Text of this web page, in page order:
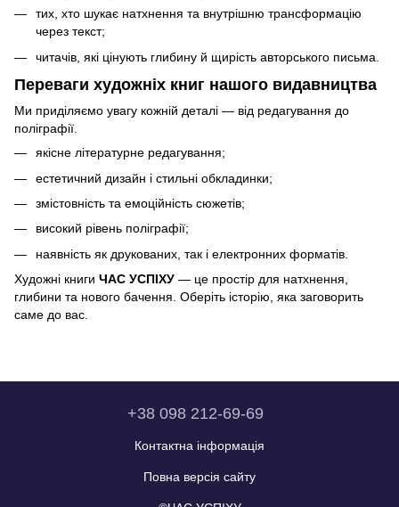
тих, хто шукає натхнення та внутрішню трансформацію
через текст;
читачів, які цінують глибину й щирість авторського письма.
Переваги художніх книг нашого видавництва
Ми приділяємо увагу кожній деталі — від редагування до
поліграфії.
якісне літературне редагування;
естетичний дизайн і стильні обкладинки;
змістовність та емоційність сюжетів;
високий рівень поліграфії;
наявність як друкованих, так і електронних форматів.
Художні книги ЧАС УСПІХУ — це простір для натхнення,
глибини та нового бачення. Оберіть історію, яка заговорить
саме до вас.
+38 098 212-69-69
Контактна інформація
Повна версія сайту